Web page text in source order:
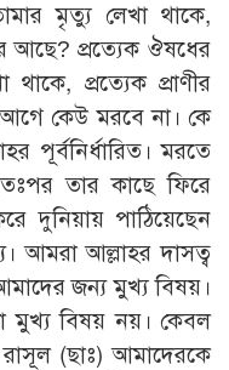
মৃত্যু লেখা থাকে,
আছে? প্রত্যেক ঔষধের
প্রত্যেক প্রাণীর
কেউ মরবে না। কে
পূর্বনির্ধারিত। মরতে
তার কাছে ফিরে
দুনিয়ায় পাঠিয়েছেন
আমরা আল্লাহর দাসত্ব
জন্য মুখ্য বিষয়।
মুখ্য বিষয় নয়। কেবল
(ছাঃ) আমাদেরকে